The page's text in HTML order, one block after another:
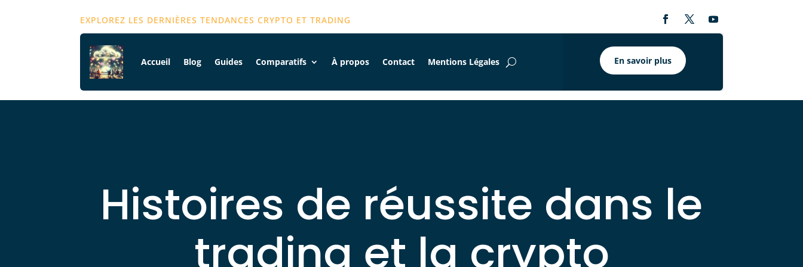
EXPLOREZ LES DERNIÈRES TENDANCES CRYPTO ET TRADING
Accueil Blog Guides Comparatifs À propos Contact Mentions Légales En savoir plus
Histoires de réussite dans le
trading et la crypto